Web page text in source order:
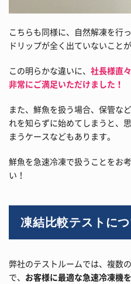
こちらも同様に、自然解凍を行
ドリップが全く出ていないこと
この明らかな違いに、 社長様直
非常にご満足いただけました！
また、鮮魚を扱う場合、保管な
れを知らずに始めてしまうと、
まうケースなどもあります。
鮮魚を急速冷凍で扱うことをお
い！
凍結比較テストに
弊社のテストルームでは、複数
で、 お客様に最適な急速冷凍機